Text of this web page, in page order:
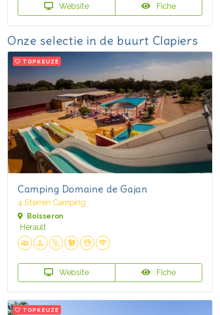
Website Fiche
Onze selectie in de buurt Clapiers
TOPKEUZE
Camping Domaine de Gajan
4 Sterren Camping
Boisseron
Hérault
Website Fiche
TOPKEUZE